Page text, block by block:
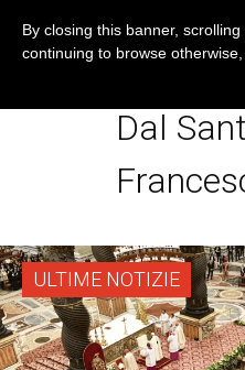
Dal
ULTIME NOTIZIE
By closing this banner,
continuing to browse